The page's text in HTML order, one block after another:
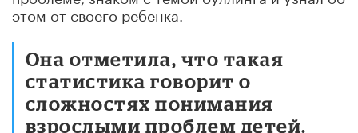
этом от своего ребенка.
Она отметила, что такая
статистика говорит о
сложностях понимания
взрослыми проблем детей.